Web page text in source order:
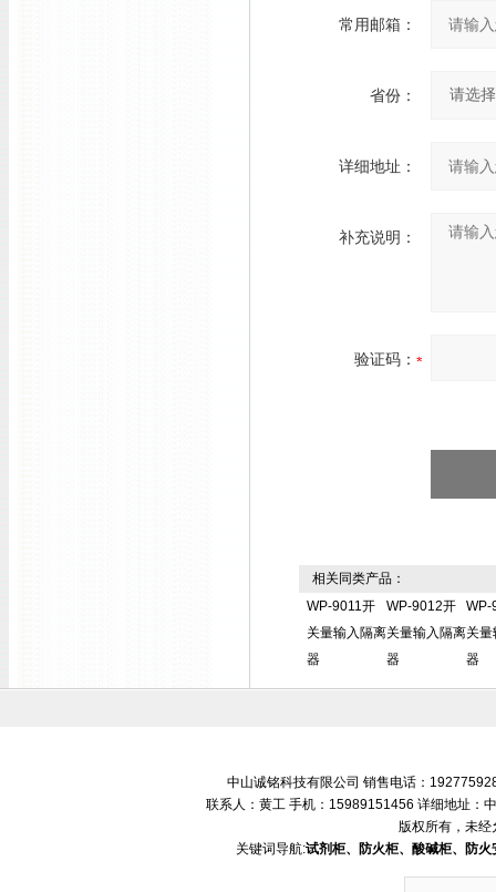
常用邮箱：
省份：
详细地址：
补充说明：
验证码：
相关同类产品：
WP-9011开
关量输入隔离
器
WP-9012开
关量输入隔离
器
WP-
关量
器
中山诚铭科技有限公司 销售电话：
联系人：黄工 手机：15989151456 详细地址：
版权所有，未经
关键词导航:试剂柜、防火柜、酸碱柜、防